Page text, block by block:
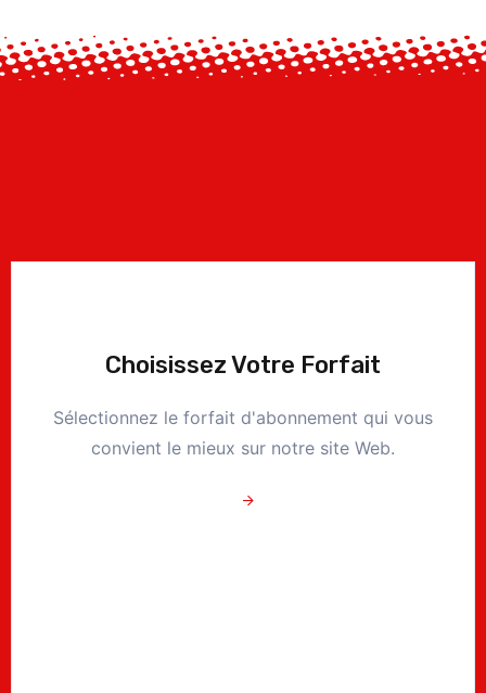
Choisissez Votre Forfait
Sélectionnez le forfait d'abonnement qui vous
convient le mieux sur notre site Web.